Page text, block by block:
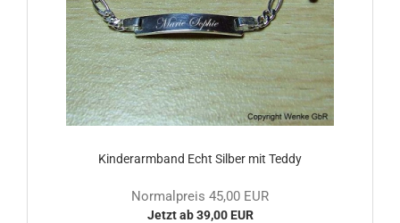
Kinderarmband Echt Silber mit Teddy
Normalpreis 45,00 EUR
Jetzt ab 39,00 EUR